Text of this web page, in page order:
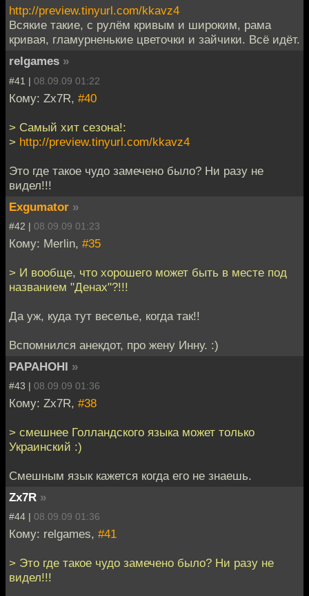
http://preview.tinyurl.com/kkavz4
Всякие такие, с рулём кривым и широким, рама
кривая, гламурненькие цветочки и зайчики. Всё идёт.
relgames »
#41 | 08.09.09 01:22
Кому: Zx7R, #40
> Самый хит сезона!:
> http://preview.tinyurl.com/kkavz4
Это где такое чудо замечено было? Ни разу не
видел!!!
Exgumator »
#42 | 08.09.09 01:23
Кому: Merlin, #35
> И вообще, что хорошего может быть в месте под
названием "Денах"?!!!
Да уж, куда тут веселье, когда так!!
Вспомнился анекдот, про жену Инну. :)
PAPAHOHI »
#43 | 08.09.09 01:36
Кому: Zx7R, #38
> смешнее Голландского языка может только
Украинский :)
Смешным язык кажется когда его не знаешь.
Zx7R »
#44 | 08.09.09 01:36
Кому: relgames, #41
> Это где такое чудо замечено было? Ни разу не
видел!!!